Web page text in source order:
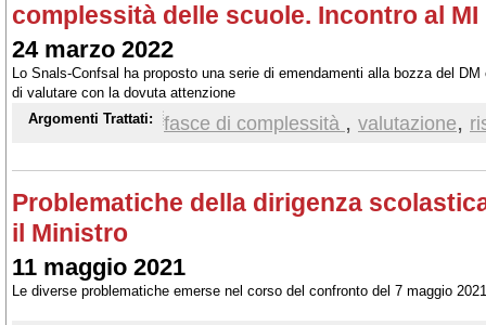
complessità delle scuole. Incontro al MI
24 marzo 2022
Lo Snals-Confsal ha proposto una serie di emendamenti alla bozza del
di valutare con la dovuta attenzione
Argomenti Trattati:
fasce di complessità , valutazione,
Problematiche della dirigenza
il Ministro
11 maggio 2021
Le diverse problematiche emerse nel corso del confronto del 7 maggio 2021